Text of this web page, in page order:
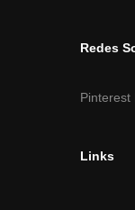
Redes
Pinterest
Links